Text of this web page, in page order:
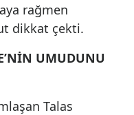
rağmen
dikkat çekti.
UMUDUNU
Talas